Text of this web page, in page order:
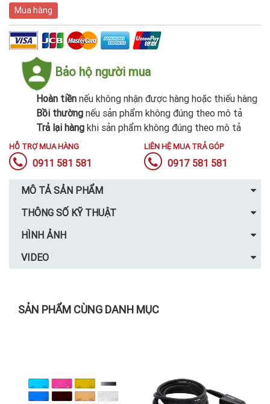
Mua hàng
Bảo hộ người mua
Hoàn tiền nếu không nhận được hàng hoặc thiếu hàng
Bồi thường nếu sản phẩm không đúng theo mô tả
Trả lại hàng khi sản phẩm không đúng theo mô tả
HỖ TRỢ MUA HÀNG
0911 581 581
LIÊN HỆ MUA TRẢ GÓP
0917 581 581
MÔ TẢ SẢN PHẨM
THÔNG SỐ KỸ THUẬT
HÌNH ẢNH
VIDEO
SẢN PHẨM CÙNG DANH MỤC